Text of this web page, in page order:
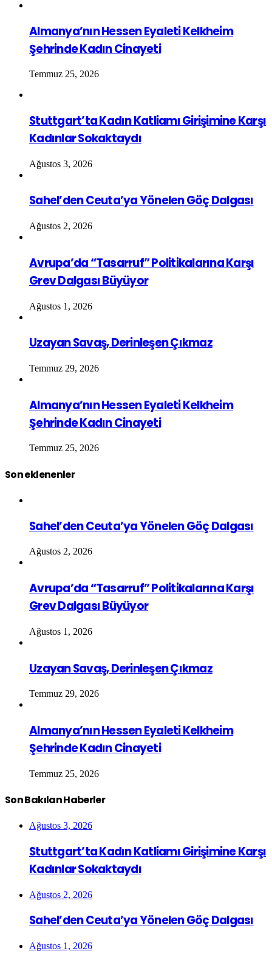
Almanya’nın Hessen Eyaleti Kelkheim
Şehrinde Kadın Cinayeti
Temmuz 25, 2026
Stuttgart’ta Kadın Katliamı Girişimine Karşı
Kadınlar Sokaktaydı
Ağustos 3, 2026
Sahel’den Ceuta’ya Yönelen Göç Dalgası
Ağustos 2, 2026
Avrupa’da “Tasarruf” Politikalarına Karşı
Grev Dalgası Büyüyor
Ağustos 1, 2026
Uzayan Savaş, Derinleşen Çıkmaz
Temmuz 29, 2026
Almanya’nın Hessen Eyaleti Kelkheim
Şehrinde Kadın Cinayeti
Temmuz 25, 2026
Son eklenenler
Sahel’den Ceuta’ya Yönelen Göç Dalgası
Ağustos 2, 2026
Avrupa’da “Tasarruf” Politikalarına Karşı
Grev Dalgası Büyüyor
Ağustos 1, 2026
Uzayan Savaş, Derinleşen Çıkmaz
Temmuz 29, 2026
Almanya’nın Hessen Eyaleti Kelkheim
Şehrinde Kadın Cinayeti
Temmuz 25, 2026
Son Bakılan Haberler
Ağustos 3, 2026
Stuttgart’ta Kadın Katliamı Girişimine Karşı
Kadınlar Sokaktaydı
Ağustos 2, 2026
Sahel’den Ceuta’ya Yönelen Göç Dalgası
Ağustos 1, 2026